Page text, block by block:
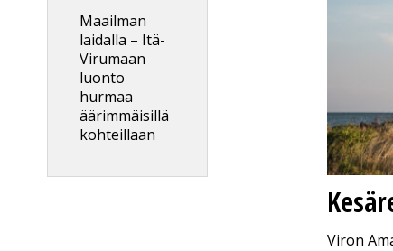
Maailman
laidalla – Itä-
Virumaan
luonto
hurmaa
äärimmäisillä
kohteillaan
Viron